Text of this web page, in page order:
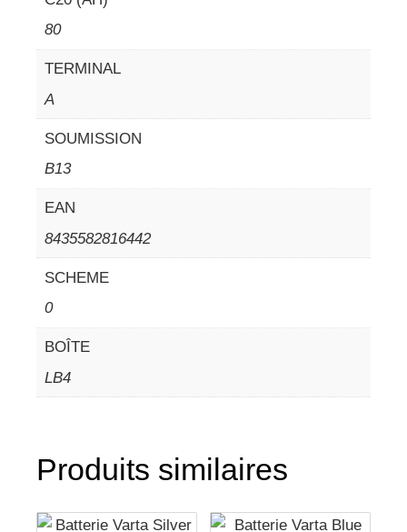
80
TERMINAL
A
SOUMISSION
B13
EAN
8435582816442
SCHEME
0
BOÎTE
LB4
Produits similaires